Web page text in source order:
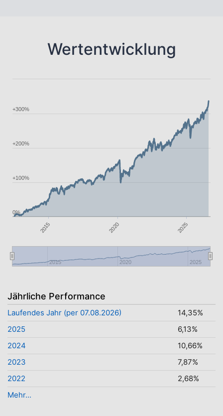
Wertentwicklung
2015 2020 2025
2015 2020 2025
0%
+100%
+200%
+300%
Jährliche Performance
Laufendes Jahr (per 07.08.2026)
14,35%
2025
6,13%
2024
10,66%
2023
7,87%
2022
2,68%
Mehr...